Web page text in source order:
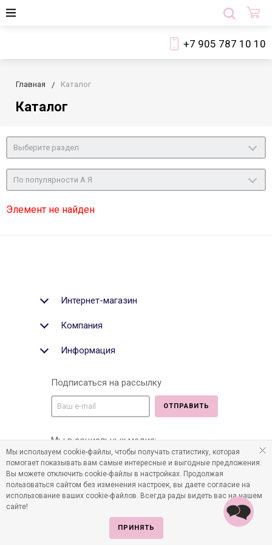
+7 905 787 10 10
Главная Каталог
Каталог
Выберите раздел
По популярности А Я
Элемент не найден
Интернет-магазин
Компания
Информация
Подписаться на рассылку
ОТПРАВИТЬ
Мы в социальных медиа:
©2011-2026 Все права защищены. Интернет-магазин
Мы используем cookie-файлы, чтобы получать статистику, которая
помогает показывать вам самые интересные и выгодные предложения.
Вы можете отключить cookie-файлы в настройках. Продолжая
пользоваться сайтом без изменения настроек, вы даете согласие на
использование ваших cookie-файлов. Всегда рады видеть вас на нашем
сайте!
ПРИНЯТЬ